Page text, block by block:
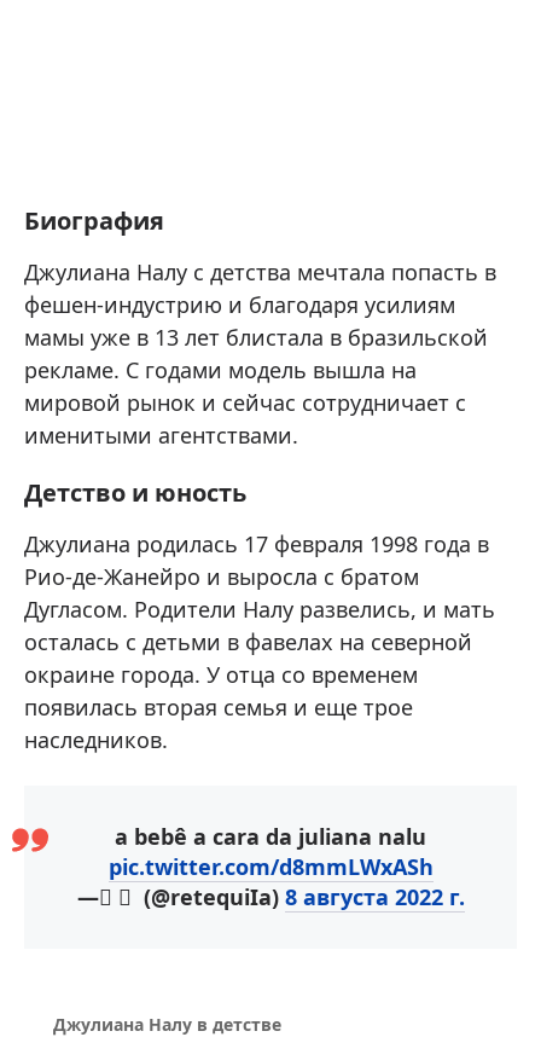
Биография
Джулиана Налу с детства мечтала попасть в
фешен-индустрию и благодаря усилиям
мамы уже в 13 лет блистала в бразильской
рекламе. С годами модель вышла на
мировой рынок и сейчас сотрудничает с
именитыми агентствами.
Детство и юность
Джулиана родилась 17 февраля 1998 года в
Рио-де-Жанейро и выросла с братом
Дугласом. Родители Налу развелись, и мать
осталась с детьми в фавелах на северной
окраине города. У отца со временем
появилась вторая семья и еще трое
наследников.
a bebê a cara da juliana nalu
pic.twitter.com/d8mmLWxASh
— ً ً (@retequiIa) 8 августа 2022 г.
Джулиана Налу в детстве